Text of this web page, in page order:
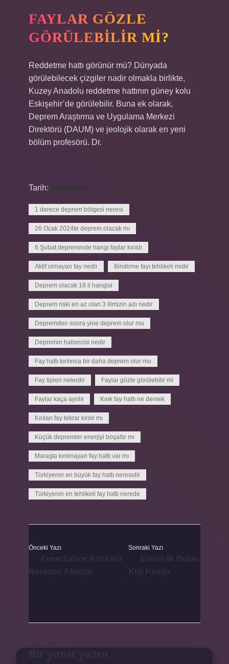
FAYLAR GÖZLE
GÖRÜLEBILIR MI?
Reddetme hattı görünür mü? Dünyada
görülebilecek çizgiler nadir olmakla birlikte,
Kuzey Anadolu reddetme hattının güney kolu
Eskişehir’de görülebilir. Buna ek olarak,
Deprem Araştırma ve Uygulama Merkezi
Direktörü (DAUM) ve jeolojik olarak en yeni
bölüm profesörü. Dr.
Tarih:
1 derece deprem bölgesi neresi
26 Ocak 2024te deprem olacak mı
6 Şubat depreminde hangi faylar kırıldı
Aktif olmayan fay nedir Bindirme fayı tehlikeli midir
Deprem olacak 18 il hangisi
Deprem riski en az olan 3 ilimizin adı nedir
Depremden sonra yine deprem olur mu
Depremin habercisi nedir
Fay hattı kırılınca bir daha deprem olur mu
Fay tipleri nelerdir Faylar gözle görülebilir mi
Faylar kaça ayrılır Kırık fay hattı ne demek
Kırılan fay tekrar kırılır mı
Küçük depremler enerjiyi boşaltır mı
Maraşta kırılmayan fay hattı var mı
Türkiyenin en büyük fay hattı neresidir
Türkiyenin en tehlikeli fay hattı nerede
Önceki Yazı Sonraki Yazı